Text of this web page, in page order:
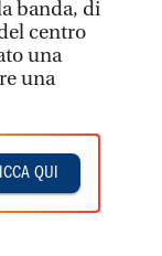
banda, di
centro
una
una
QUI